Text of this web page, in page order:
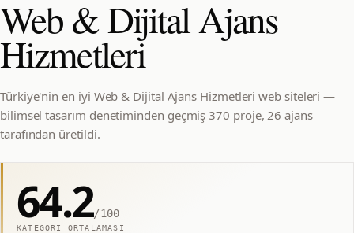
Web & Dijital Ajans
Hizmetleri
Türkiye'nin en iyi Web & Dijital Ajans Hizmetleri web siteleri —
bilimsel tasarım denetiminden geçmiş 370 proje, 26 ajans
tarafından üretildi.
64.2/100
KATEGORI ORTALAMASI